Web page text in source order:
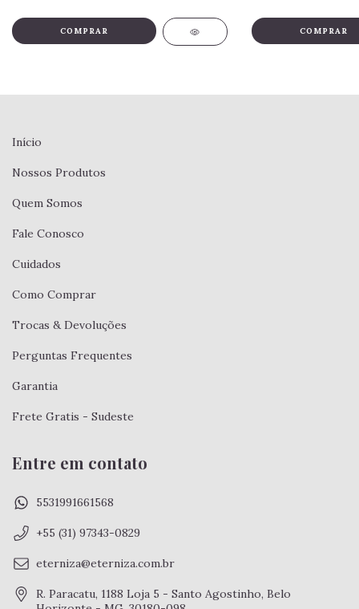
COMPRAR COMPRAR
Início
Nossos Produtos
Quem Somos
Fale Conosco
Cuidados
Como Comprar
Trocas & Devoluções
Perguntas Frequentes
Garantia
Frete Gratis - Sudeste
Entre em contato
5531991661568
+55 (31) 97343-0829
eterniza@eterniza.com.br
R. Paracatu, 1188 Loja 5 - Santo Agostinho, Belo